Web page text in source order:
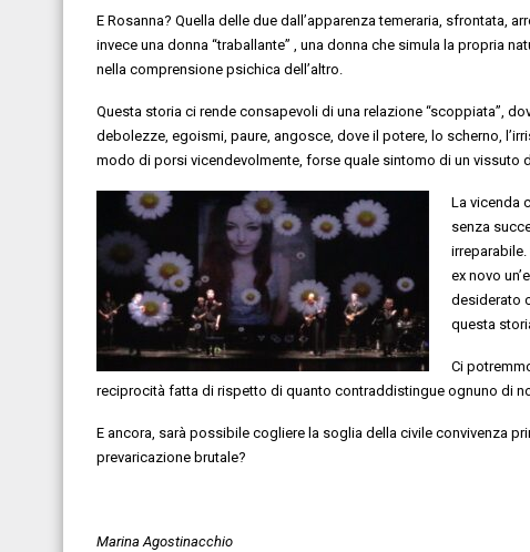
E Rosanna? Quella delle due dall’apparenza temeraria, sfrontata,
invece una donna “traballante” , una donna che simula la propria
nella comprensione psichica dell’altro.
Questa storia ci rende consapevoli di una relazione “scoppiata”,
debolezze, egoismi, paure, angosce, dove il potere, lo scherno,
modo di porsi vicendevolmente, forse quale sintomo di un vissuto
La vicenda
senza
irreparabile.
ex novo
desiderato
questa
Ci
reciprocità fatta di rispetto di quanto contraddistingue ognuno di
E ancora, sarà possibile cogliere la soglia della civile convivenza
prevaricazione brutale?
Marina Agostinacchio